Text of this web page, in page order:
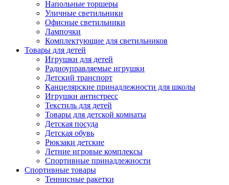
Напольные торшеры
Уличные светильники
Офисные светильники
Лампочки
Комплектующие для светильников
Товары для детей
Игрушки для детей
Радиоуправляемые игрушки
Детский транспорт
Канцелярские принадлежности для школы
Игрушки антистресс
Текстиль для детей
Товары для детской комнаты
Детская посуда
Детская обувь
Рюкзаки детские
Летние игровые комплексы
Спортивные принадлежности
Спортивные товары
Теннисные ракетки